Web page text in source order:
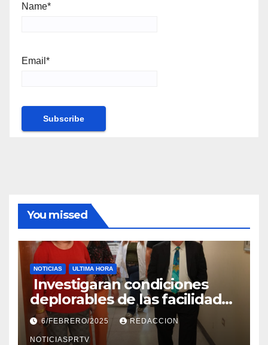
Name*
Email*
You missed
NOTICIAS ULTIMA HORA
Investigaran condiciones
deplorables de las facilidades
el Departamento de la Salud
en Mayagüez
6/FEBRERO/2025 REDACCION
NOTICIASPRTV